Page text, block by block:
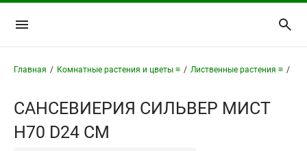
Главная / Комнатные растения и цветы ≡ / Лиственные растения ≡ /
САНСЕВИЕРИЯ СИЛЬВЕР МИСТ
H70 D24 СМ